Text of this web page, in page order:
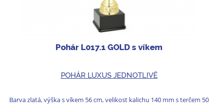
Pohár L017.1 GOLD s víkem
POHÁR LUXUS JEDNOTLIVĚ
Barva zlatá, výška s víkem 56 cm, velikost kalichu 140 mm s terčem 50